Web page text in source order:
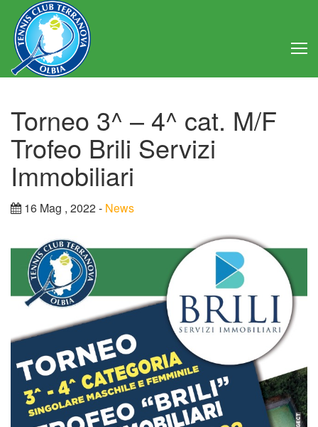
Club
Consiglio Direttivo
Attività
Struttura
Tornei
Wheelchair
News
Torneo 3^ – 4^ cat. M/F
Trofeo Brili Servizi
Immobiliari
16 Mag , 2022 - News